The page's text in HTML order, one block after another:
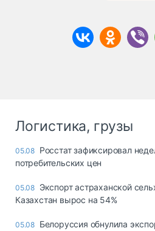
Логистика, грузы
05.08 Росстат зафиксировал
потребительских цен
05.08 Экспорт астраханской
Казахстан вырос на 54%
05.08 Белоруссия обнулила